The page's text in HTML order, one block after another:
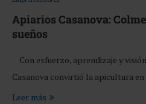
Apiarios Casanova:
sueños
Con esfuerzo, aprendizaje y
Casanova convirtió la apicultura
Leer más